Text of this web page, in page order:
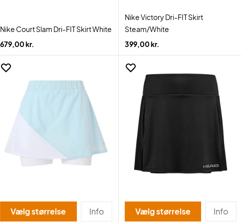
Nike Court Slam Dri-FIT Skirt White
679,00 kr.
Nike Victory Dri-FIT Skirt
Steam/White
399,00 kr.
Vælg størrelse Info Vælg størrelse Info